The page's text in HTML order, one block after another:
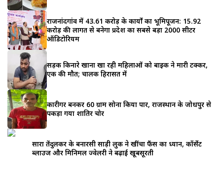
राजनांदगांव में 43.61 करोड़ के कार्यों का भूमिपूजन: 15.92
करोड़ की लागत से बनेगा प्रदेश का सबसे बड़ा 2000 सीटर
ऑडिटोरियम
सड़क किनारे खाना खा रही महिलाओं को बाइक ने मारी टक्कर,
एक की मौत; चालक हिरासत में
कारीगर बनकर 60 ग्राम सोना किया पार, राजस्थान के जोधपुर से
पकड़ा गया शातिर चोर
सारा तेंदुलकर के बनारसी साड़ी लुक ने खींचा फैंस का ध्यान, कॉर्सेट
ब्लाउज और मिनिमल ज्वेलरी ने बढ़ाई खूबसूरती